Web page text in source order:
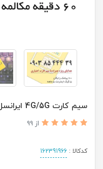
سیم کارت 4G/5G ایرانسل اعتباری 09038544439
از 99
کدکالا : 162391966